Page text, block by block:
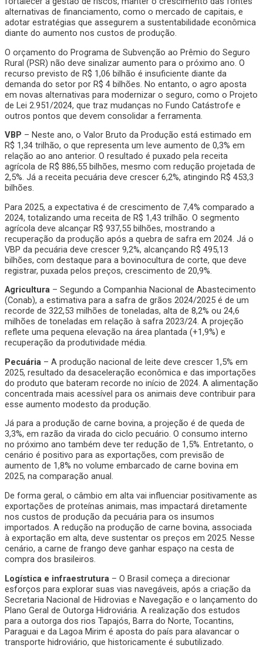
alternativas de financiamento, como o mercado de capitais, e
adotar estratégias que assegurem a sustentabilidade econômica
diante do aumento nos custos de produção.
O orçamento do Programa de Subvenção ao Prêmio do Seguro
Rural (PSR) não deve sinalizar aumento para o próximo ano. O
recurso previsto de R$ 1,06 bilhão é insuficiente diante da
demanda do setor por R$ 4 bilhões. No entanto, o agro aposta
em novas alternativas para modernizar o seguro, como o Projeto
de Lei 2.951/2024, que traz mudanças no Fundo Catástrofe e
outros pontos que devem consolidar a ferramenta.
VBP – Neste ano, o Valor Bruto da Produção está estimado em
R$ 1,34 trilhão, o que representa um leve aumento de 0,3% em
relação ao ano anterior. O resultado é puxado pela receita
agrícola de R$ 886,55 bilhões, mesmo com redução projetada de
2,5%. Já a receita pecuária deve crescer 6,2%, atingindo R$ 453,3
bilhões.
Para 2025, a expectativa é de crescimento de 7,4% comparado a
2024, totalizando uma receita de R$ 1,43 trilhão. O segmento
agrícola deve alcançar R$ 937,55 bilhões, mostrando a
recuperação da produção após a quebra de safra em 2024. Já o
VBP da pecuária deve crescer 9,2%, alcançando R$ 495,13
bilhões, com destaque para a bovinocultura de corte, que deve
registrar, puxada pelos preços, crescimento de 20,9%.
Agricultura – Segundo a Companhia Nacional de Abastecimento
(Conab), a estimativa para a safra de grãos 2024/2025 é de um
recorde de 322,53 milhões de toneladas, alta de 8,2% ou 24,6
milhões de toneladas em relação à safra 2023/24. A projeção
reflete uma pequena elevação na área plantada (+1,9%) e
recuperação da produtividade média.
Pecuária – A produção nacional de leite deve crescer 1,5% em
2025, resultado da desaceleração econômica e das importações
do produto que bateram recorde no início de 2024. A alimentação
concentrada mais acessível para os animais deve contribuir para
esse aumento modesto da produção.
Já para a produção de carne bovina, a projeção é de queda de
3,3%, em razão da virada do ciclo pecuário. O consumo interno
no próximo ano também deve ter redução de 1,5%. Entretanto, o
cenário é positivo para as exportações, com previsão de
aumento de 1,8% no volume embarcado de carne bovina em
2025, na comparação anual.
De forma geral, o câmbio em alta vai influenciar positivamente as
exportações de proteínas animais, mas impactará diretamente
nos custos de produção da pecuária para os insumos
importados. A redução na produção de carne bovina, associada
à exportação em alta, deve sustentar os preços em 2025. Nesse
cenário, a carne de frango deve ganhar espaço na cesta de
compra dos brasileiros.
Logística e infraestrutura – O Brasil começa a direcionar
esforços para explorar suas vias navegáveis, após a criação da
Secretaria Nacional de Hidrovias e Navegação e o lançamento do
Plano Geral de Outorga Hidroviária. A realização dos estudos
para a outorga dos rios Tapajós, Barra do Norte, Tocantins,
Paraguai e da Lagoa Mirim é aposta do país para alavancar o
transporte hidroviário, que historicamente é subutilizado.